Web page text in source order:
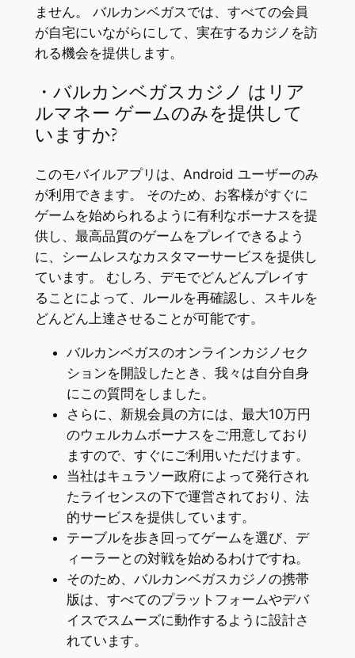
ません。 バルカンベガスでは、すべての会員
が自宅にいながらにして、実在するカジノを訪
れる機会を提供します。
・バルカンベガスカジノ はリア
ルマネー ゲームのみを提供して
いますか?
このモバイルアプリは、Android ユーザーのみ
が利用できます。 そのため、お客様がすぐに
ゲームを始められるように有利なボーナスを提
供し、最高品質のゲームをプレイできるよう
に、シームレスなカスタマーサービスを提供し
ています。 むしろ、デモでどんどんプレイす
ることによって、ルールを再確認し、スキルを
どんどん上達させることが可能です。
バルカンベガスのオンラインカジノセク
ションを開設したとき、我々は自分自身
にこの質問をしました。
さらに、新規会員の方には、最大10万円
のウェルカムボーナスをご用意しており
ますので、すぐにご利用いただけます。
当社はキュラソー政府によって発行され
たライセンスの下で運営されており、法
的サービスを提供しています。
テーブルを歩き回ってゲームを選び、デ
ィーラーとの対戦を始めるわけですね。
そのため、バルカンベガスカジノの携帯
版は、すべてのプラットフォームやデバ
イスでスムーズに動作するように設計さ
れています。